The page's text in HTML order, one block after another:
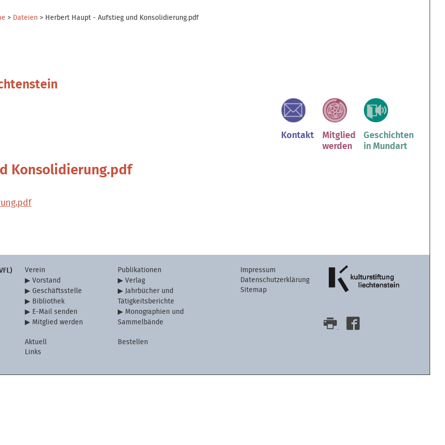
> Dateien > Herbert Haupt - Aufstieg und Konsolidierung.pdf
Kontakt
Mitglied
werden
Geschichten
in Mundart
Konsolidierung.pdf
Verein
Vorstand
Geschäftsstelle
Bibliothek
E-Mail senden
Mitglied werden
Aktuell
Links
Publikationen
Verlag
Jahrbücher und
Tätigkeitsberichte
Monographien und
Sammelbände
Bestellen
Impressum
Datenschutzerklärung
Sitemap